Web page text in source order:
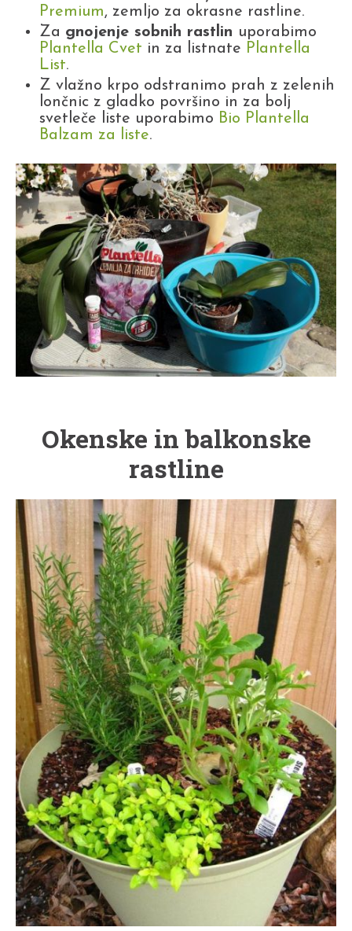
Premium, zemljo za okrasne rastline.
Za gnojenje sobnih rastlin uporabimo
Plantella Cvet in za listnate Plantella
List.
Z vlažno krpo odstranimo prah z zelenih
lončnic z gladko površino in za bolj
svetleče liste uporabimo Bio Plantella
Balzam za liste.
Okenske in balkonske
rastline